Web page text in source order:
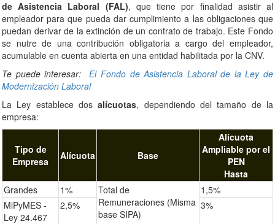
de Asistencia Laboral (FAL), que tiene por finalidad asistir al
empleador para que pueda dar cumplimiento a las obligaciones que
puedan derivar de la extinción de un contrato de trabajo. Este Fondo
se nutre de una contribución obligatoria a cargo del empleador,
acumulable en cuenta abierta en una entidad habilitada por la CNV.
Te puede interesar:El Fondo de Asistencia Laboral de la Ley de
Modernización Laboral
La Ley establece dos alícuotas, dependiendo del tamaño de la
empresa:
Tipo de
Empresa
Alícuota Base
Alícuota
Ampliable por el
PEN
Hasta
Grandes
1%
Total de
Remuneraciones (Misma
base SIPA)
1,5%
MiPyMES -
Ley 24.467
2,5% 3%